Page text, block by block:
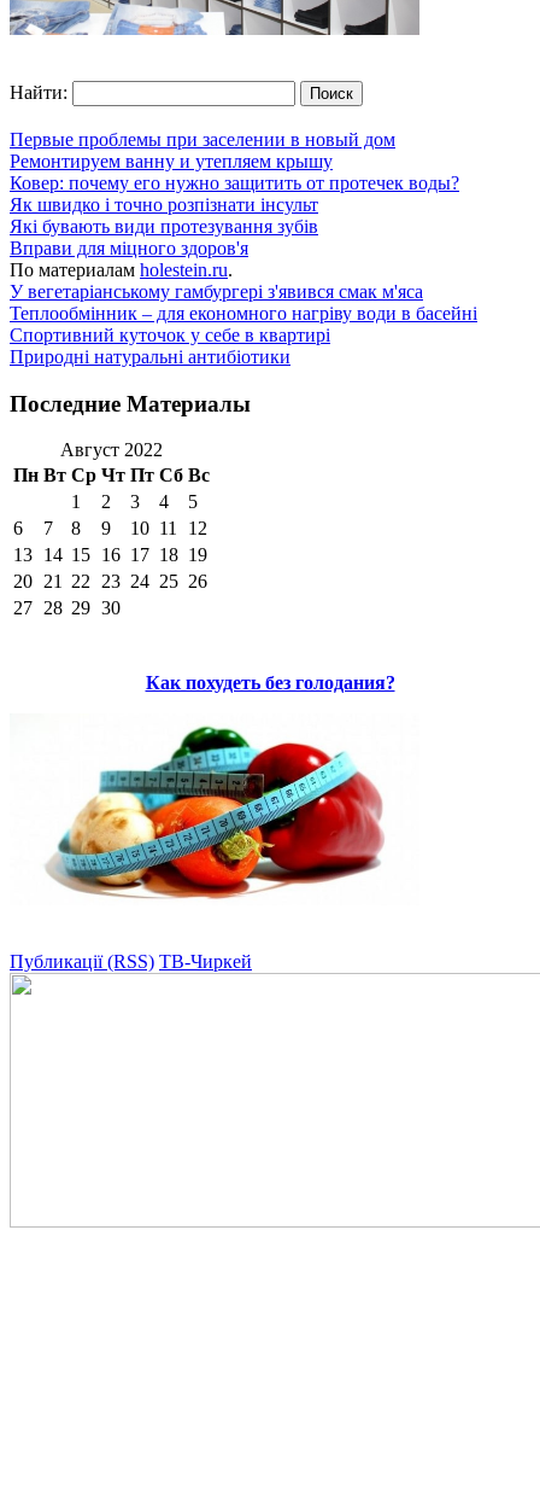
Найти:
Первые проблемы при заселении в новый дом
Ремонтируем ванну и утепляем крышу
Ковер: почему его нужно защитить от протечек воды?
Як швидко і точно розпізнати інсульт
Які бувають види протезування зубів
Вправи для міцного здоров'я
По материалам holestein.ru.
У вегетаріанському гамбургері з'явився смак м'яса
Теплообмінник – для економного нагріву води в басейні
Спортивний куточок у себе в квартирі
Природні натуральні антибіотики
Последние Материалы
Август 2022
Пн Вт Ср Чт Пт Сб Вс
1
2 3 4
5
6
7 8 9 10 11
12
13 14 15 16 17 18 19
20 21 22 23 24 25 26
27 28 29 30
Как похудеть без голодания?
Публикації (RSS) ТВ-Чиркей